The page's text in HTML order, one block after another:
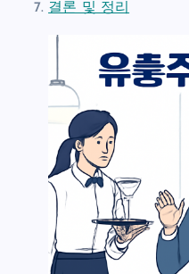
결론 및 정리